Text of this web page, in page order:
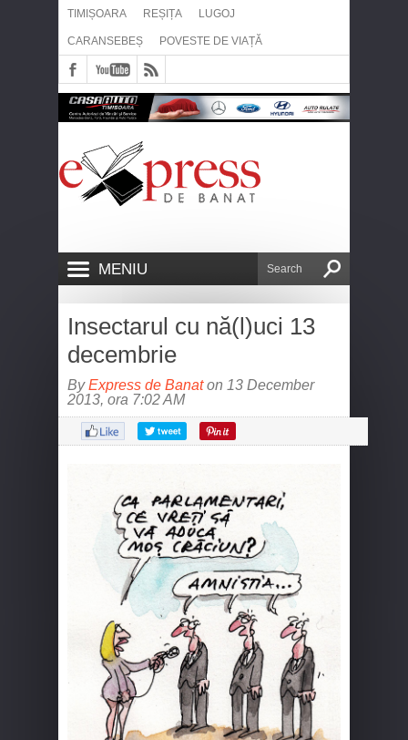
TIMIȘOARA REȘIȚA LUGOJ
CARANSEBEȘ POVESTE DE VIAȚĂ
MENIU
Insectarul cu nă(l)uci 13
decembrie
ByExpress de Banaton 13 December
2013, ora 7:02 AM